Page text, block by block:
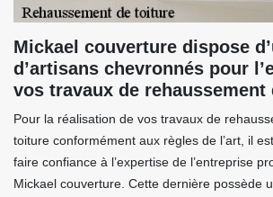
Mickael couverture dispose
d’artisans chevronnés pour
vos travaux de rehaussement
Pour la réalisation de vos travaux de
toiture conformément aux règles de l’art, il
faire confiance à l’expertise de l’entreprise
Mickael couverture. Cette dernière possède